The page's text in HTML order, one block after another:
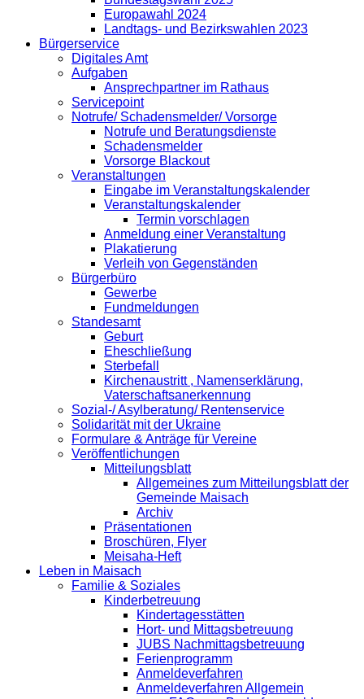
Europawahl 2024
Landtags- und Bezirkswahlen 2023
Bürgerservice
Digitales Amt
Aufgaben
Ansprechpartner im Rathaus
Servicepoint
Notrufe/ Schadensmelder/ Vorsorge
Notrufe und Beratungsdienste
Schadensmelder
Vorsorge Blackout
Veranstaltungen
Eingabe im Veranstaltungskalender
Veranstaltungskalender
Termin vorschlagen
Anmeldung einer Veranstaltung
Plakatierung
Verleih von Gegenständen
Bürgerbüro
Gewerbe
Fundmeldungen
Standesamt
Geburt
Eheschließung
Sterbefall
Kirchenaustritt , Namenserklärung,
Vaterschaftsanerkennung
Sozial-/ Asylberatung/ Rentenservice
Solidarität mit der Ukraine
Formulare & Anträge für Vereine
Veröffentlichungen
Mitteilungsblatt
Allgemeines zum Mitteilungsblatt der
Gemeinde Maisach
Archiv
Präsentationen
Broschüren, Flyer
Meisaha-Heft
Leben in Maisach
Familie & Soziales
Kinderbetreuung
Kindertagesstätten
Hort- und Mittagsbetreuung
JUBS Nachmittagsbetreuung
Ferienprogramm
Anmeldeverfahren
Anmeldeverfahren Allgemein